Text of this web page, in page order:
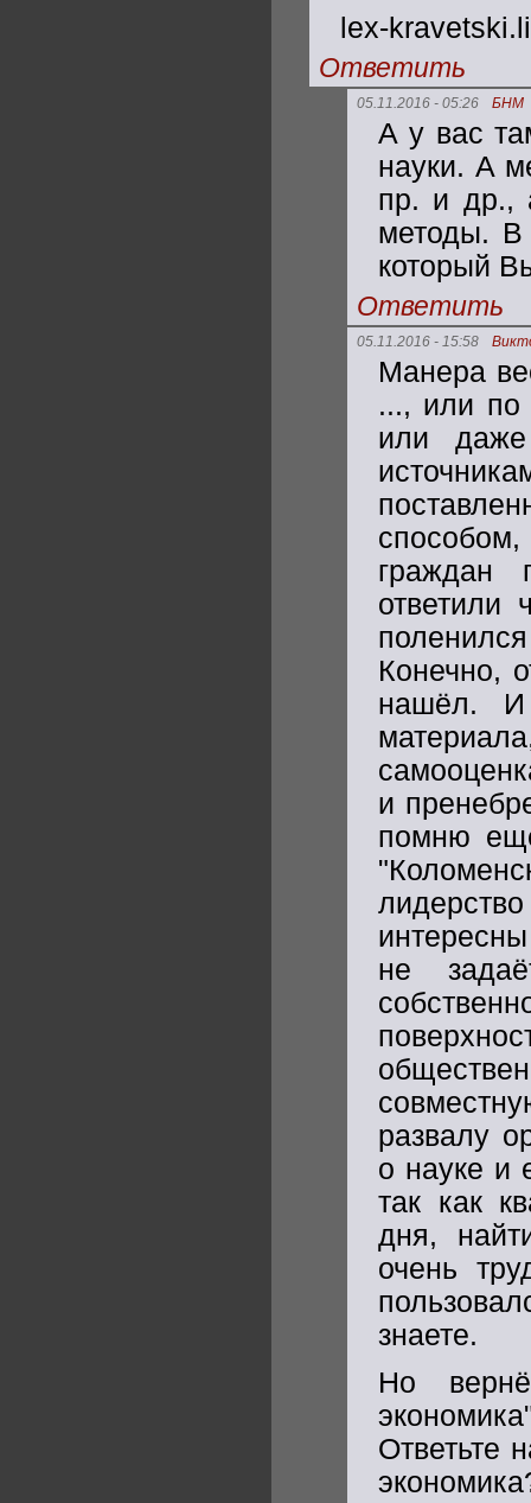
lex-
Ответить
05.11.2016 - 05:26 БНМ
А у вас
науки. А
пр. и др.,
методы. В
который
Ответить
05.11.2016 - 15:58
Манера
..., или по
или
граждан
ответили
Конечно,
нашёл. И
и
помню
не
развалу
о науке и
так как
дня,
очень
знаете.
Но
Ответьте